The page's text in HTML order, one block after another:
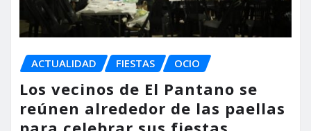
ACTUALIDAD FIESTAS OCIO
Los vecinos de El Pantano se
reúnen alrededor de las paellas